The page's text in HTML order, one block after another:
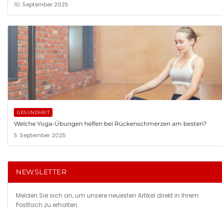
10. September 2025
GESUNDHEIT
Welche Yoga-Übungen helfen bei Rückenschmerzen am besten?
5. September 2025
NEWSLETTER
Melden Sie sich an, um unsere neuesten Artikel direkt in Ihrem
Postfach zu erhalten.